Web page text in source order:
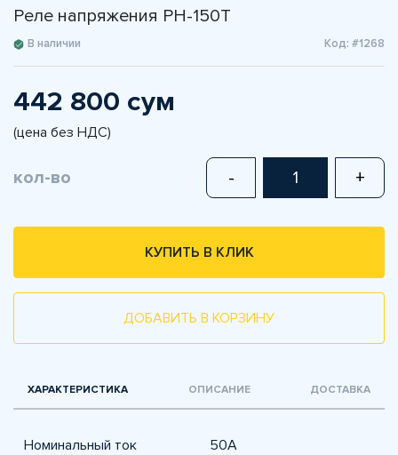
Реле напряжения РН-150Т
В наличии Код: #1268
442 800 сум
(цена без НДС)
кол-во - +
КУПИТЬ В КЛИК
ДОБАВИТЬ В КОРЗИНУ
ХАРАКТЕРИСТИКА ОПИСАНИЕ ДОСТАВКА
Номинальный ток
50A